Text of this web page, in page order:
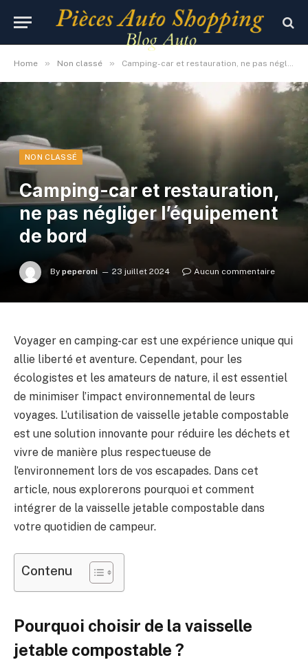
Home » Non classé » Camping-car et restauration, ne pas négliger l’équipement de bord
NON CLASSÉ
Camping-car et restauration,
ne pas négliger l’équipement
de bord
By peperoni 23 juillet 2024 Aucun commentaire
Voyager en camping-car est une expérience unique qui
allie liberté et aventure. Cependant, pour les
écologistes et les amateurs de nature, il est essentiel
de minimiser l’impact environnemental de leurs
voyages. L’utilisation de vaisselle jetable compostable
est une solution innovante pour réduire les déchets et
vivre de manière plus respectueuse de
l’environnement lors de vos escapades. Dans cet
article, nous explorerons pourquoi et comment
intégrer de la vaisselle jetable compostable dans
votre quotidien de campeur.
Contenu
Pourquoi choisir de la vaisselle
jetable compostable ?